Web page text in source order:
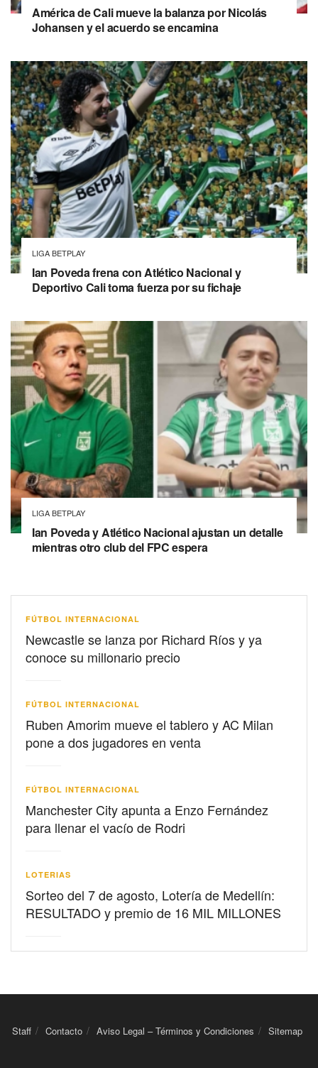
América de Cali mueve la balanza por Nicolás
Johansen y el acuerdo se encamina
LIGA BETPLAY
Ian Poveda frena con Atlético Nacional y
Deportivo Cali toma fuerza por su fichaje
LIGA BETPLAY
Ian Poveda y Atlético Nacional ajustan un detalle
mientras otro club del FPC espera
FÚTBOL INTERNACIONAL
Newcastle se lanza por Richard Ríos y ya
conoce su millonario precio
FÚTBOL INTERNACIONAL
Ruben Amorim mueve el tablero y AC Milan
pone a dos jugadores en venta
FÚTBOL INTERNACIONAL
Manchester City apunta a Enzo Fernández
para llenar el vacío de Rodri
LOTERIAS
Sorteo del 7 de agosto, Lotería de Medellín:
RESULTADO y premio de 16 MIL MILLONES
Staff Contacto Aviso Legal – Términos y Condiciones Sitemap